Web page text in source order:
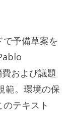
予備草案を
および議題
範。環境の保
テキスト